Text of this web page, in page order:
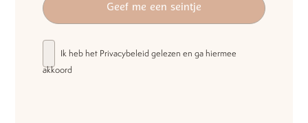
Ik heb het Privacybeleid gelezen en ga hiermee
akkoord